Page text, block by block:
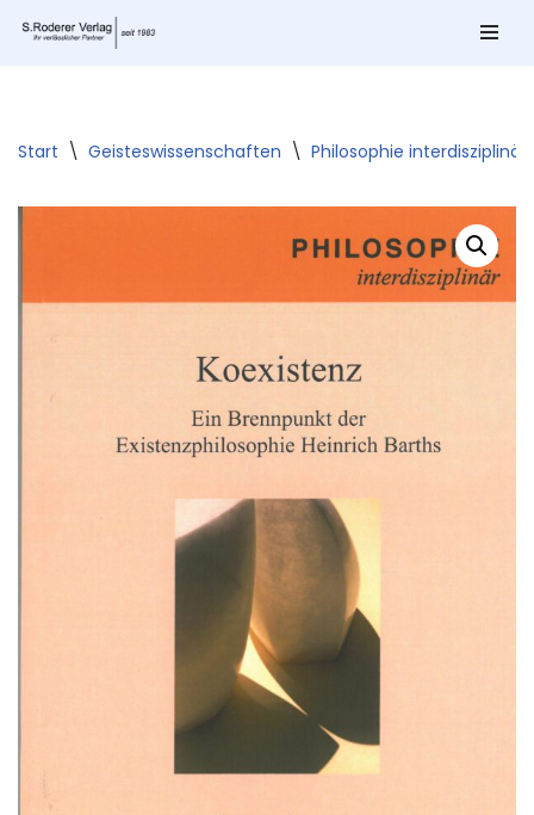
Start \ Geisteswissenschaften \ Philosophie interdisziplinär